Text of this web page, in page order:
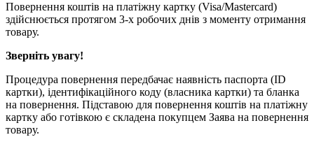
Повернення коштів на платіжну картку (Visa/Mastercard)
здійснюється протягом 3-х робочих днів з моменту отримання
товару.
Зверніть увагу!
Процедура повернення передбачає наявність паспорта (ID
картки), ідентифікаційного коду (власника картки) та бланка
на повернення. Підставою для повернення коштів на платіжну
картку або готівкою є складена покупцем Заява на повернення
товару.